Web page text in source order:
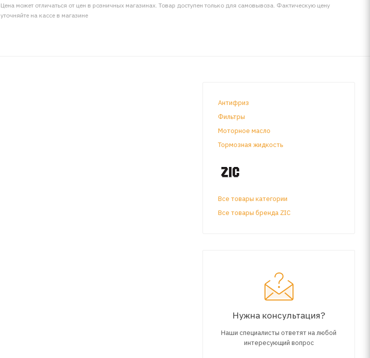
Цена может отличаться от цен в розничных магазинах. Товар доступен только для самовывоза. Фактическую цену
уточняйте на кассе в магазине
Антифриз
Фильтры
Моторное масло
Тормозная жидкость
Все товары категории
Все товары бренда ZIC
Нужна консультация?
Наши специалисты ответят на любой
интересующий вопрос